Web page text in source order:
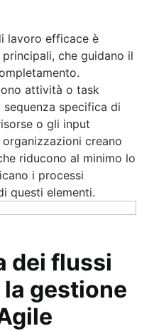
lavoro efficace è
che guidano il
attività o task
specifica di
o gli input
creano
riducono al minimo lo
i processi
questi elementi.
dei flussi
gestione